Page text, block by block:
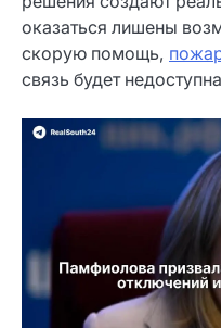
оказаться лишены
скорую помощь,
связь будет